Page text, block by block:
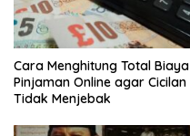
Cara Menghitung Total Biaya
Pinjaman Online agar Cicilan
Tidak Menjebak